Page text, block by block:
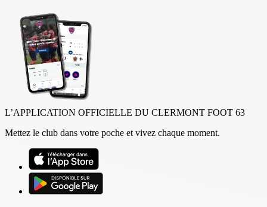
L’APPLICATION OFFICIELLE DU CLERMONT FOOT 63
Mettez le club dans votre poche et vivez chaque moment.